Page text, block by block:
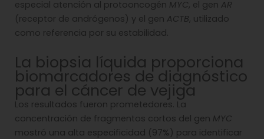
especial atención al protooncogén MYC, el gen AR
(receptor de andrógenos) y el gen ACTB, utilizado
como referencia por su estabilidad.
La biopsia líquida proporciona
biomarcadores de diagnóstico
para el cáncer de vejiga
Los resultados fueron prometedores. La
concentración de fragmentos cortos del gen MYC
mostró una alta especificidad (97%) para identificar